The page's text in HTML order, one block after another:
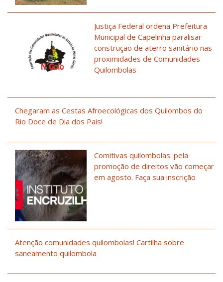
Justiça Federal ordena Prefeitura
Municipal de Capelinha paralisar
construção de aterro sanitário nas
proximidades de Comunidades
Quilombolas
Chegaram as Cestas Afroecológicas dos Quilombos do
Rio Doce de Dia dos Pais!
Comitivas quilombolas: pela
promoção de direitos vão começar
em agosto. Faça sua inscrição
Atenção comunidades quilombolas! Cartilha sobre
saneamento quilombola